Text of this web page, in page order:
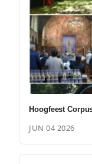
Hoogfeest
JUN 04 2026